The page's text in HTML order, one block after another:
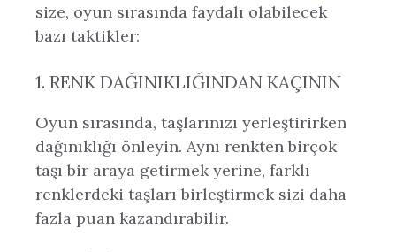
size, oyun sırasında faydalı olabilecek
bazı taktikler:
1. RENK DAĞINIKLIĞINDAN KAÇININ
Oyun sırasında, taşlarınızı yerleştirirken
dağınıklığı önleyin. Aynı renkten birçok
taşı bir araya getirmek yerine, farklı
renklerdeki taşları birleştirmek sizi daha
fazla puan kazandırabilir.